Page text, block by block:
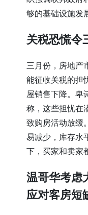
够的基础设施发
关税恐慌令
三月份，房地产
能征收关税的担
屋销售下降。卑
称，这些担忧在
致购房活动放缓
易减少，库存水
下，买家和卖家
温哥华考虑
应对客房短